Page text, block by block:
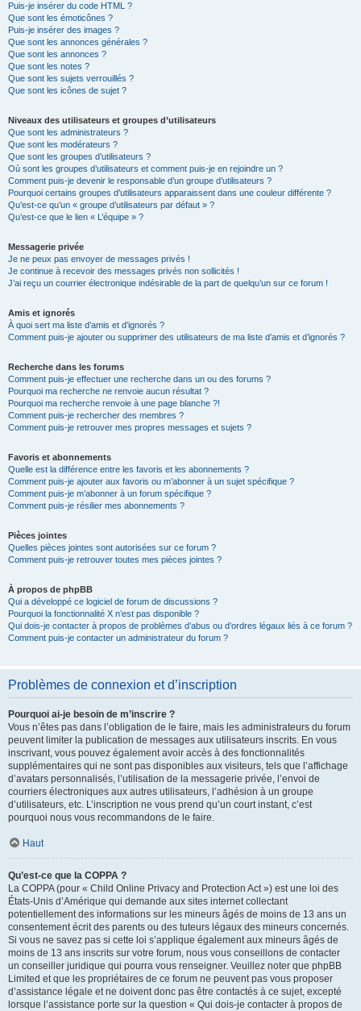
Puis-je insérer du code HTML ?
Que sont les émoticônes ?
Puis-je insérer des images ?
Que sont les annonces générales ?
Que sont les annonces ?
Que sont les notes ?
Que sont les sujets verrouillés ?
Que sont les icônes de sujet ?
Niveaux des utilisateurs et groupes d’utilisateurs
Que sont les administrateurs ?
Que sont les modérateurs ?
Que sont les groupes d’utilisateurs ?
Où sont les groupes d’utilisateurs et comment puis-je en rejoindre un ?
Comment puis-je devenir le responsable d’un groupe d’utilisateurs ?
Pourquoi certains groupes d’utilisateurs apparaissent dans une couleur différente ?
Qu’est-ce qu’un « groupe d’utilisateurs par défaut » ?
Qu’est-ce que le lien « L’équipe » ?
Messagerie privée
Je ne peux pas envoyer de messages privés !
Je continue à recevoir des messages privés non sollicités !
J’ai reçu un courrier électronique indésirable de la part de quelqu’un sur ce forum !
Amis et ignorés
À quoi sert ma liste d’amis et d’ignorés ?
Comment puis-je ajouter ou supprimer des utilisateurs de ma liste d’amis et d’ignorés ?
Recherche dans les forums
Comment puis-je effectuer une recherche dans un ou des forums ?
Pourquoi ma recherche ne renvoie aucun résultat ?
Pourquoi ma recherche renvoie à une page blanche ?!
Comment puis-je rechercher des membres ?
Comment puis-je retrouver mes propres messages et sujets ?
Favoris et abonnements
Quelle est la différence entre les favoris et les abonnements ?
Comment puis-je ajouter aux favoris ou m’abonner à un sujet spécifique ?
Comment puis-je m’abonner à un forum spécifique ?
Comment puis-je résilier mes abonnements ?
Pièces jointes
Quelles pièces jointes sont autorisées sur ce forum ?
Comment puis-je retrouver toutes mes pièces jointes ?
À propos de phpBB
Qui a développé ce logiciel de forum de discussions ?
Pourquoi la fonctionnalité X n’est pas disponible ?
Qui dois-je contacter à propos de problèmes d’abus ou d’ordres légaux liés à ce forum ?
Comment puis-je contacter un administrateur du forum ?
Problèmes de connexion et d’inscription
Pourquoi ai-je besoin de m’inscrire ?
Vous n’êtes pas dans l’obligation de le faire, mais les administrateurs du forum
peuvent limiter la publication de messages aux utilisateurs inscrits. En vous
inscrivant, vous pouvez également avoir accès à des fonctionnalités
supplémentaires qui ne sont pas disponibles aux visiteurs, tels que l’affichage
d’avatars personnalisés, l’utilisation de la messagerie privée, l’envoi de
courriers électroniques aux autres utilisateurs, l’adhésion à un groupe
d’utilisateurs, etc. L’inscription ne vous prend qu’un court instant, c’est
pourquoi nous vous recommandons de le faire.
Haut
Qu’est-ce que la COPPA ?
La COPPA (pour « Child Online Privacy and Protection Act ») est une loi des
États-Unis d’Amérique qui demande aux sites internet collectant
potentiellement des informations sur les mineurs âgés de moins de 13 ans un
consentement écrit des parents ou des tuteurs légaux des mineurs concernés.
Si vous ne savez pas si cette loi s’applique également aux mineurs âgés de
moins de 13 ans inscrits sur votre forum, nous vous conseillons de contacter
un conseiller juridique qui pourra vous renseigner. Veuillez noter que phpBB
Limited et que les propriétaires de ce forum ne peuvent pas vous proposer
d’assistance légale et ne doivent donc pas être contactés à ce sujet, excepté
lorsque l’assistance porte sur la question « Qui dois-je contacter à propos de